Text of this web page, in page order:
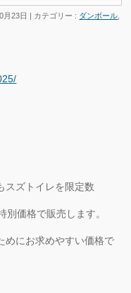
月23日 カテゴリー : ダンボール
ズトイレを限定数
価格で販売します。
めにお求めやすい価格で